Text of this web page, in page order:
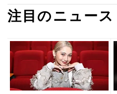
注目のニュース